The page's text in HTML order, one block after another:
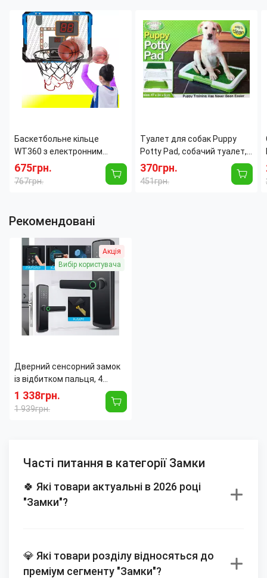
запирания:
Количество точек
запирания:
Открытие
блока:
Универсальное
Максимальная рабочая
температура:
60
град.
Баскетбольне кільце
WT360 з електронним
табло, світлом і звуком, щит
39×28 см, м'яч Ø25 см
675грн.
767грн.
Туалет для собак Puppy
Potty Pad, собачий туалет,
лоток для собак, туалет
для цуценят домашній
туалет для
370грн.
451грн.
Рекомендовані
Акція
Вибір користувача
Дверний сенсорний замок
із відбитком пальця, 4
способи відкривання,
розумна біометрична
дверна ручка
1 338грн.
1 939грн.
Часті питання в категорії Замки
🍀 Які товари актуальні в 2026 році
"Замки"?
💎 Які товари розділу відносяться до
преміум сегменту "Замки"?